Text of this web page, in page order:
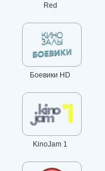
Red
Боевики HD
KinoJam 1